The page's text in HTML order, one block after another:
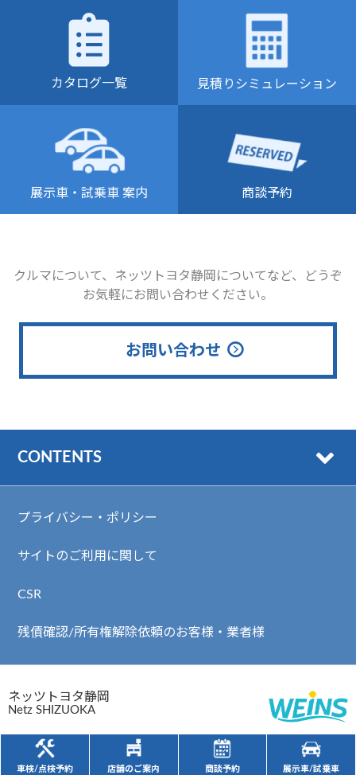
車検/点検予約 店舗のご案内 商談予約 展示車/試乗車
カタログ一覧 見積りシミュレーション
展示車・試乗車 案内 商談予約
クルマについて、ネッツトヨタ静岡についてなど、どうぞ
お気軽にお問い合わせください。
お問い合わせ
CONTENTS
プライバシー・ポリシー
サイトのご利用に関して
CSR
残債確認/所有権解除依頼のお客様・業者様
ネッツトヨタ静岡
Netz SHIZUOKA
静岡県公安委員会 古物許可番号 第491070161301号
Copyright (c) ネッツトヨタ静岡. All Rights Reserved.